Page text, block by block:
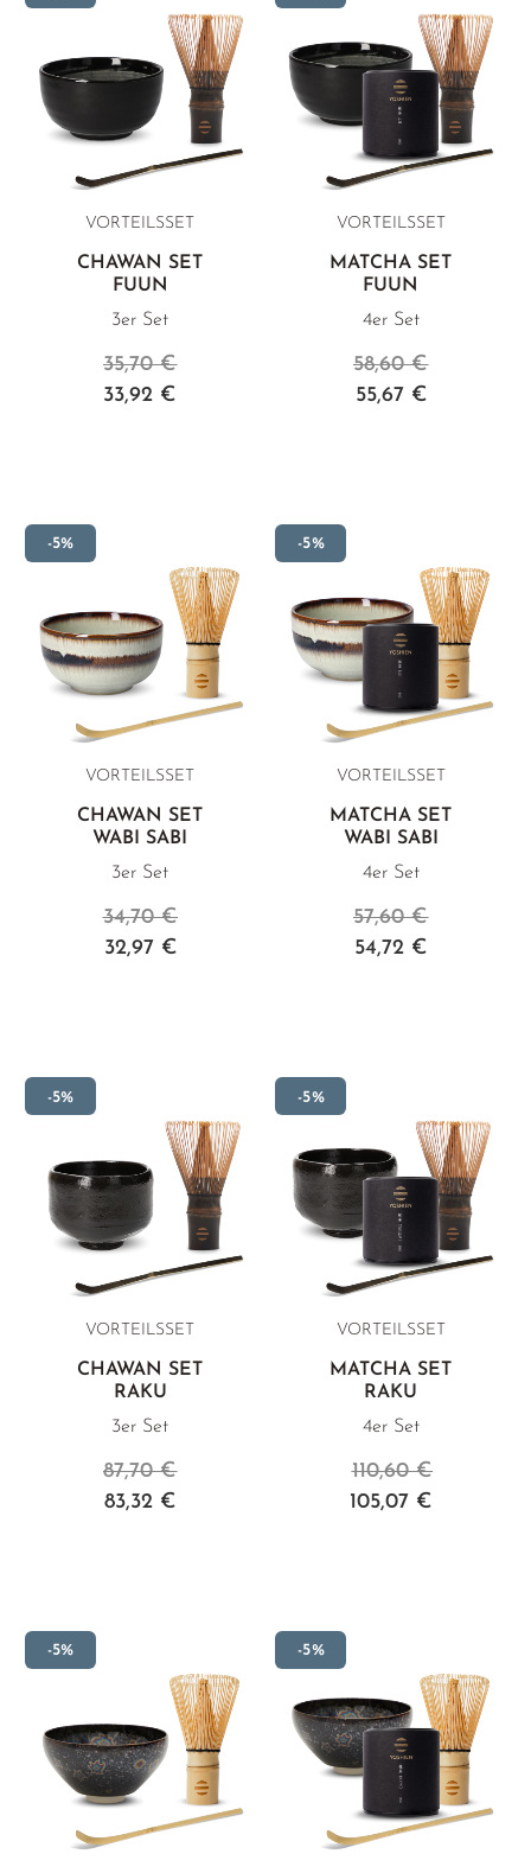
VORTEILSSET
CHAWAN SET
FUUN
3er Set
33,92 €
35,70 €
VORTEILSSET
MATCHA SET
FUUN
4er Set
55,67 €
58,60 €
-5%
VORTEILSSET
CHAWAN SET
WABI SABI
3er Set
32,97 €
34,70 €
-5%
VORTEILSSET
MATCHA SET
WABI SABI
4er Set
54,72 €
57,60 €
-5%
VORTEILSSET
CHAWAN SET
RAKU
3er Set
83,32 €
87,70 €
-5%
VORTEILSSET
MATCHA SET
RAKU
4er Set
105,07 €
110,60 €
-5% -5%